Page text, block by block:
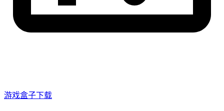
游戏盒子下载